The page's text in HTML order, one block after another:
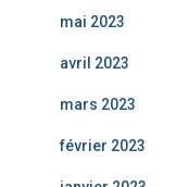
mai 2023
avril 2023
mars 2023
février 2023